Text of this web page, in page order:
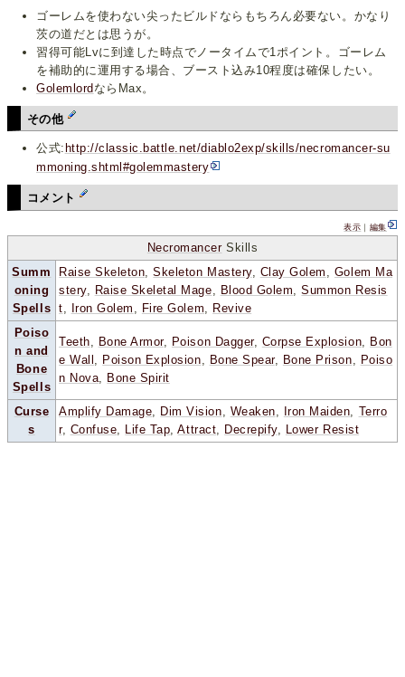
ゴーレムを使わない尖ったビルドならもちろん必要ない。かなり
茨の道だとは思うが。
習得可能Lvに到達した時点でノータイムで1ポイント。ゴーレム
を補助的に運用する場合、ブースト込み10程度は確保したい。
Golemlord ならMax。
その他
公式: http://classic.battle.net/diablo2exp/skills/necromancer-su
mmoning.shtml#golemmastery
コメント
表示 ｜ 編集
NecromancerSkills
Summ
oning
Spells
Raise Skeleton,Skeleton Mastery, Clay Golem , Golem Ma
stery, Raise Skeletal Mage, Blood Golem,Summon Resis
t, Iron Golem , Fire Golem, Revive
Poiso
n and
Bone
Spells
Teeth, Bone Armor, Poison Dagger, Corpse Explosion, Bon
e Wall , Poison Explosion, Bone Spear, Bone Prison, Poiso
n Nova, Bone Spirit
Curse
s
Amplify Damage, Dim Vision, Weaken, Iron Maiden, Terro
r, Confuse, Life Tap,Attract, Decrepify, Lower Resist